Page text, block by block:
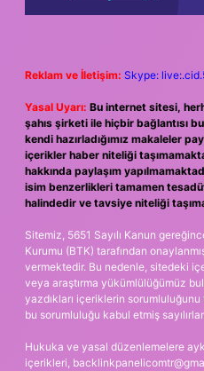
Reklam ve İletişim: Skype:
Yasal Uyarı: Bu internet sitesi,
şahıs şirketi ile hiçbir bağlantısı
kendi hazırladığımız makaleler
içerikler haber niteliği
hakkında paylaşım
isim benzerlikleri tamamen
halindedir ve tavsiye niteliği
Sitemiz, 5651 Sayılı Kanun
Kurumu (BTK) tarafından
vermektedir. Bu nedenle, sitedeki
veya araştırma yükümlülüğümüz
yazdıkları içeriklerin
bu sorumluluğu kabul etmiş
Hukuka ve yasal düzenlemelere
içerikleri,